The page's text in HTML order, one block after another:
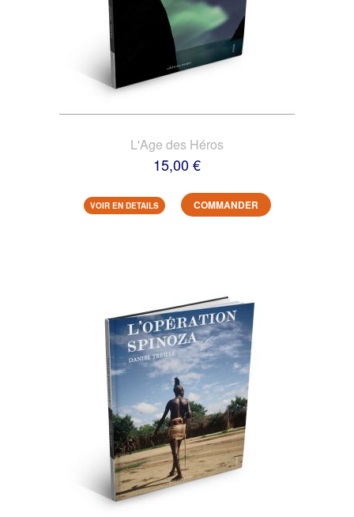
L'Age des Héros
15,00 €
VOIR EN DETAILS COMMANDER